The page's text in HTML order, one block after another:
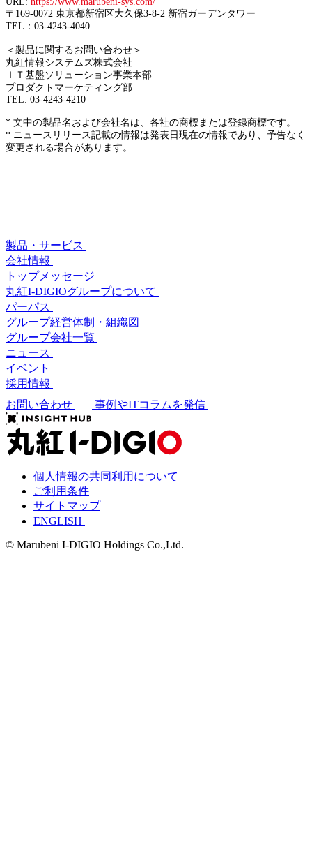
〒169-0072 東京都新宿区大久保3-8-2 新宿ガーデンタワー
TEL：03-4243-4040
＜製品に関するお問い合わせ＞
丸紅情報システムズ株式会社
ＩＴ基盤ソリューション事業本部
プロダクトマーケティング部
TEL: 03-4243-4210
* 文中の製品名および会社名は、各社の商標または登録商標です。
* ニュースリリース記載の情報は発表日現在の情報であり、予告なく
変更される場合があります。
製品・サービス
会社情報
トップメッセージ
丸紅I-DIGIOグループについて
パーパス
グループ経営体制・組織図
グループ会社一覧
ニュース
イベント
採用情報
お問い合わせ
事例やITコラムを発信
個人情報の共同利用について
ご利用条件
サイトマップ
ENGLISH
© Marubeni I-DIGIO Holdings Co.,Ltd.